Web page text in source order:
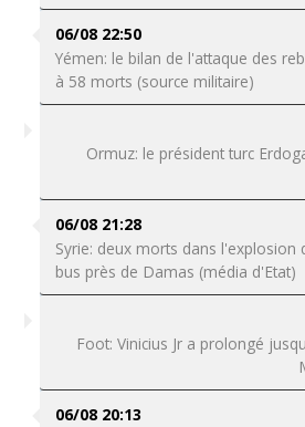
06/08 22:50
Yémen: le bilan de l'attaque des
à 58 morts (source militaire)
Ormuz: le président turc
06/08 21:28
Syrie: deux morts dans l'explosion
bus près de Damas (média d'Etat)
Foot: Vinicius Jr a prolongé
06/08 20:13